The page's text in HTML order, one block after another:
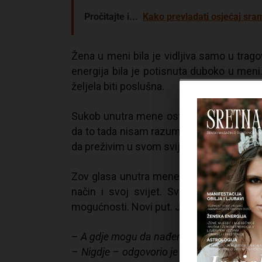
Pročitajte i... Kako prevladati osjećaj
Žena u meni bila je vidljiva samo u
energija bila je potisnuta duboko u
željela biti poslušna.
Sukob unutra mene ostavljao je traga
da to tada nisam razumjela. Nisam
da preživim u svom svijetu. Ispravan do
Zov glasa unutra mene nije mi dao
način i svoj svijet. Svijet sasvim
mogućnosti. Novi put. Ja sam samo
– A gdje mogu da nađem nekoga
– Nigdje – odgovorio je Mačak, – ne